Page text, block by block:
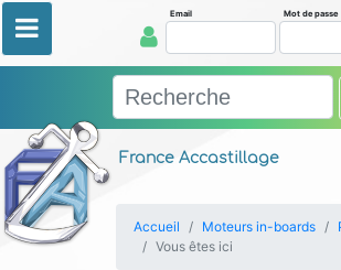
France Accastillage
Email Mot de passe
Accueil Moteurs in-boards
Vous êtes ici